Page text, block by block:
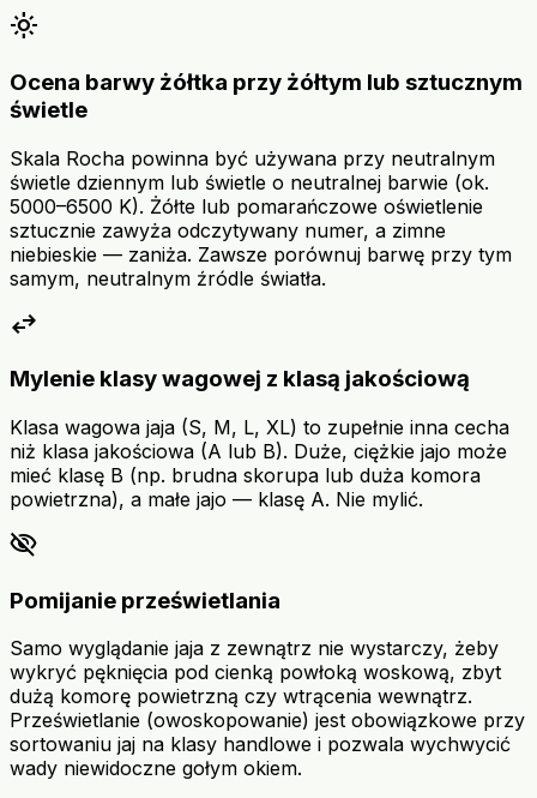
light_mode
Ocena barwy żółtka przy żółtym lub sztucznym
świetle
Skala Rocha powinna być używana przy neutralnym
świetle dziennym lub świetle o neutralnej barwie (ok.
5000–6500 K). Żółte lub pomarańczowe oświetlenie
sztucznie zawyża odczytywany numer, a zimne
niebieskie — zaniża. Zawsze porównuj barwę przy tym
samym, neutralnym źródle światła.
swap_horiz
Mylenie klasy wagowej z klasą jakościową
Klasa wagowa jaja (S, M, L, XL) to zupełnie inna cecha
niż klasa jakościowa (A lub B). Duże, ciężkie jajo może
mieć klasę B (np. brudna skorupa lub duża komora
powietrzna), a małe jajo — klasę A. Nie mylić.
visibility_off
Pomijanie prześwietlania
Samo wyglądanie jaja z zewnątrz nie wystarczy, żeby
wykryć pęknięcia pod cienką powłoką woskową, zbyt
dużą komorę powietrzną czy wtrącenia wewnątrz.
Prześwietlanie (owoskopowanie) jest obowiązkowe przy
sortowaniu jaj na klasy handlowe i pozwala wychwycić
wady niewidoczne gołym okiem.